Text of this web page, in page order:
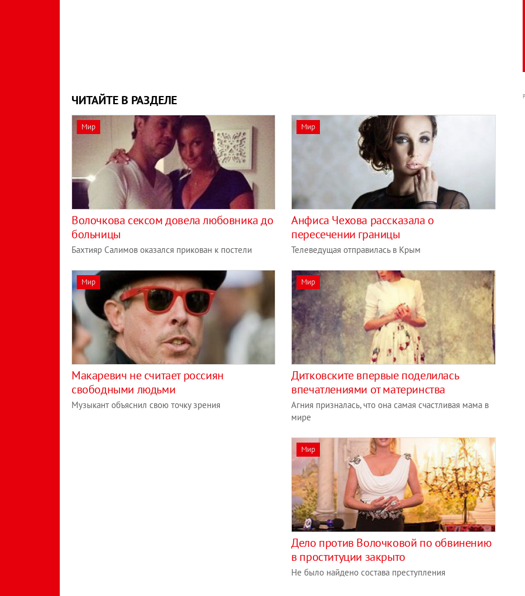
ЧИТАЙТЕ В РАЗДЕЛЕ
Мир
Волочкова сексом довела любовника до
больницы
Бахтияр Салимов оказался прикован к постели
Мир
Анфиса Чехова рассказала о
пересечении границы
Телеведущая отправилась в Крым
Мир
Макаревич не считает россиян
свободными людьми
Музыкант объяснил свою точку зрения
Мир
Дитковските впервые поделилась
впечатлениями от материнства
Агния призналась, что она самая счастливая мама в
мире
Мир
Дело против Волочковой по обвинению
в проституции закрыто
Не было найдено состава преступления